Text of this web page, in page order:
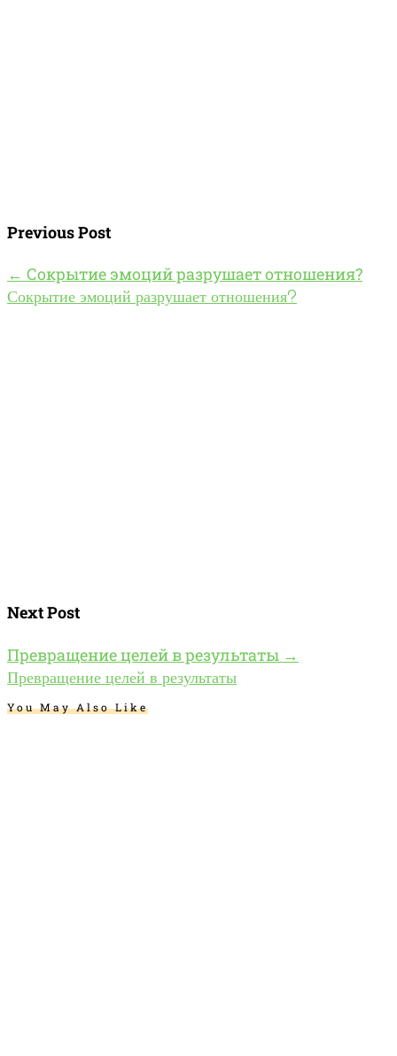
Previous Post
← Сокрытие эмоций разрушает отношения?
Сокрытие эмоций разрушает отношения?
Next Post
Превращение целей в результаты →
Превращение целей в результаты
You May Also Like